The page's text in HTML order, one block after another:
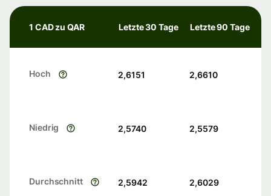
1 CAD zu QAR Letzte 30 Tage Letzte 90 Tage
Hoch 2,6151 2,6610
Niedrig 2,5740 2,5579
Durchschnitt 2,5942 2,6029